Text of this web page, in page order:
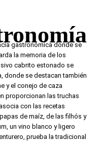
gastronómica donde se
la memoria de los
cabrito estonado se
donde se destacan también
y el conejo de caza
proporcionan las truchas
con las recetas
de maíz, de las filhós y
un vino blanco y ligero
prueba la tradicional